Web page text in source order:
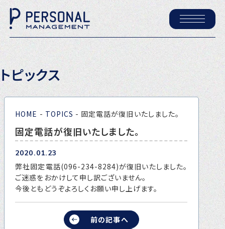
ホーム
パーソナル・マネジメントについて
会社概要
採用情報
トピックス
P-maneコラム
ニュース
トピックス
HOME - TOPICS - 固定電話が復旧いたしました。
固定電話が復旧いたしました。
2020.01.23
弊社固定電話(096-234-8284)が復旧いたしました。
ご迷惑をおかけして申し訳ございません。
今後ともどうぞよろしくお願い申し上げます。
前の記事へ